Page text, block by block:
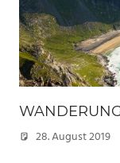
28. August 2019